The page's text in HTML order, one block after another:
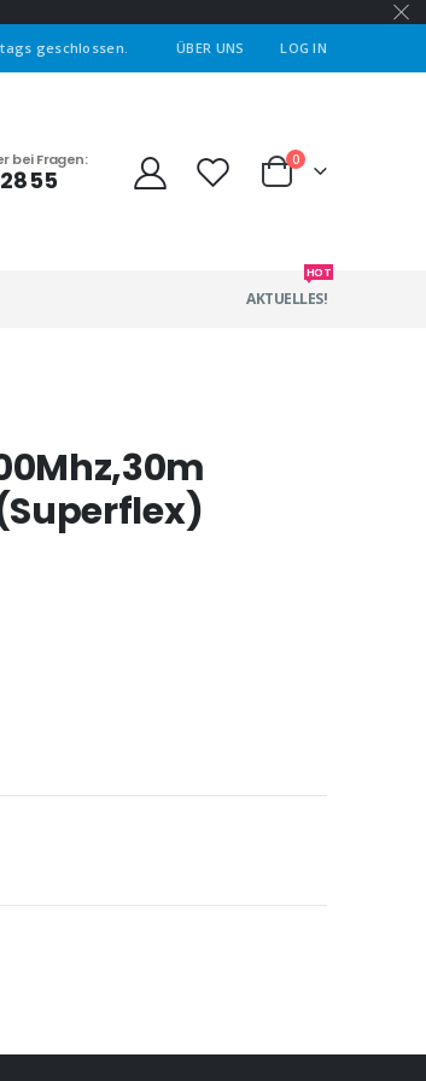
geschlossen. ÜBER UNS LOG IN
bei Fragen: 0
AKTUELLES!
HOT